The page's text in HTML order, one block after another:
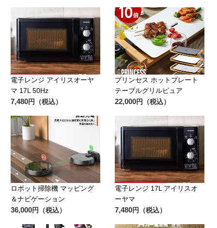
電子レンジ アイリスオーヤ
マ 17L 50Hz
7,480円（税込）
プリンセス ホットプレート
テーブルグリルピュア
22,000円（税込）
ロボット掃除機 マッピング
＆ナビゲーション
36,000円（税込）
電子レンジ 17L アイリスオ
ーヤマ
7,480円（税込）